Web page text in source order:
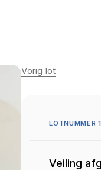
Vorig lot
LOTNUMMER
Veiling